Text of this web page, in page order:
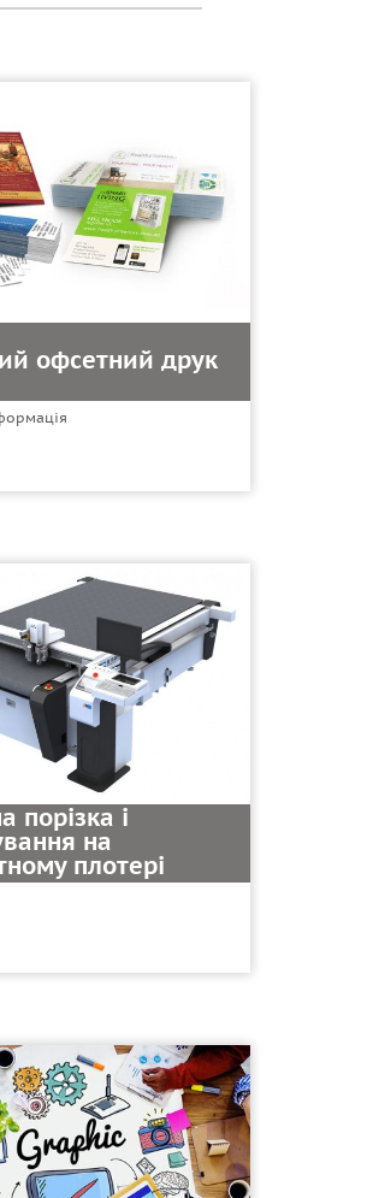
офсетний друк
порізка і
на
плотері